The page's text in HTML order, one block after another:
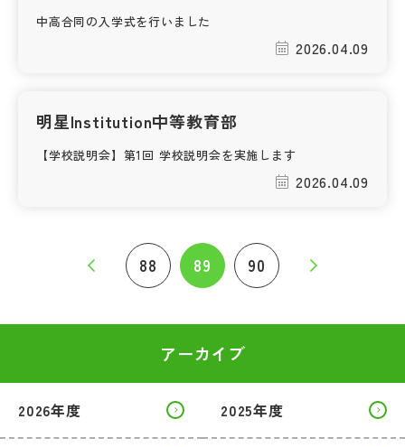
中高合同の入学式を行いました
2026.04.09
明星Institution中等教育部
【学校説明会】第1回 学校説明会を実施します
2026.04.09
88 89 90
アーカイブ
2026年度 2025年度